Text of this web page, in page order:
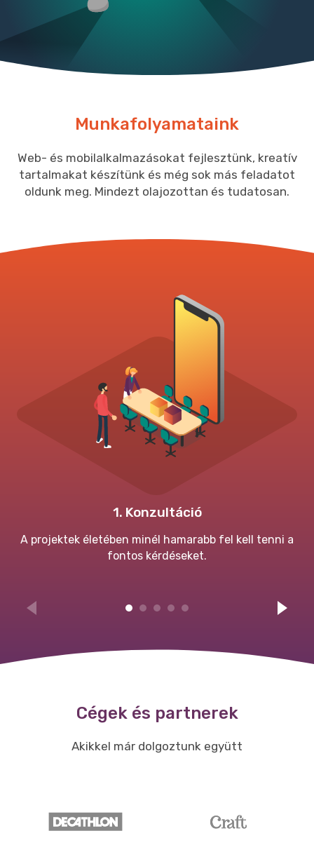
Munkafolyamataink
Web- és mobilalkalmazásokat fejlesztünk, kreatív
tartalmakat készítünk és még sok más feladatot
oldunk meg. Mindezt olajozottan és tudatosan.
1. Konzultáció
A projektek életében minél hamarabb fel kell tenni a
fontos kérdéseket.
Cégek és partnerek
Akikkel már dolgoztunk együtt